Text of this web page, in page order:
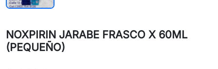
NOXPIRIN JARABE FRASCO X 60ML
(PEQUEÑO)